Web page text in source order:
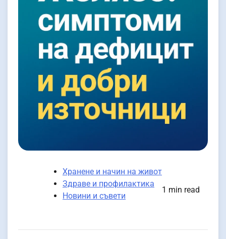
Хранене и начин на живот
Здраве и профилактика
Новини и съвети
1 min read